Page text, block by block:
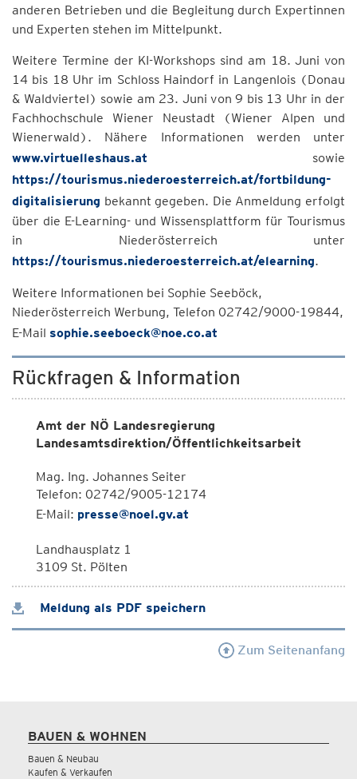
anderen Betrieben und die Begleitung durch Expertinnen
und Experten stehen im Mittelpunkt.
Weitere Termine der KI-Workshops sind am 18. Juni von
14 bis 18 Uhr im Schloss Haindorf in Langenlois (Donau
& Waldviertel) sowie am 23. Juni von 9 bis 13 Uhr in der
Fachhochschule Wiener Neustadt (Wiener Alpen und
Wienerwald). Nähere Informationen werden unter
www.virtuelleshaus.at sowie
https://tourismus.niederoesterreich.at/fortbildung-
digitalisierung bekannt gegeben. Die Anmeldung erfolgt
über die E-Learning- und Wissensplattform für Tourismus
in Niederösterreich unter
https://tourismus.niederoesterreich.at/elearning.
Weitere Informationen bei Sophie Seeböck,
Niederösterreich Werbung, Telefon 02742/9000-19844,
E-Mail sophie.seeboeck@noe.co.at
Rückfragen & Information
Amt der NÖ Landesregierung
Landesamtsdirektion/Öffentlichkeitsarbeit
Mag. Ing. Johannes Seiter
Telefon: 02742/9005-12174
E-Mail: presse@noel.gv.at
Landhausplatz 1
3109 St. Pölten
Meldung als PDF speichern
Zum Seitenanfang
BAUEN & WOHNEN
Bauen & Neubau
Kaufen & Verkaufen